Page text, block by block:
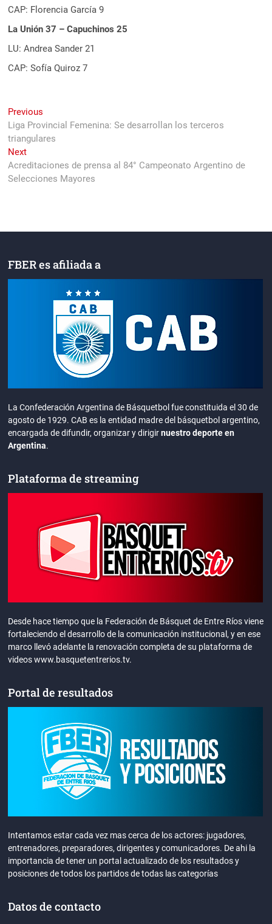
CAP: Florencia García 9
La Unión 37 – Capuchinos 25
LU: Andrea Sander 21
CAP: Sofía Quiroz 7
Navegación
de
entradas
Previous
post:
Liga Provincial Femenina: Se desarrollan los terceros
triangulares
NextNext
post:
Acreditaciones de prensa al 84° Campeonato Argentino de
Selecciones Mayores
FBER es afiliada a
La Confederación Argentina de Básquetbol fue constituida el 30 de
agosto de 1929. CAB es la entidad madre del básquetbol argentino,
encargada de difundir, organizar y dirigirnuestro deporte en
Argentina.
Plataforma de streaming
Desde hace tiempo que la Federación de Básquet de Entre Ríos viene
fortaleciendo el desarrollo de la comunicación institucional, y en ese
marco llevó adelante la renovación completa de su plataforma de
videos www.basquetentrerios.tv.
Portal de resultados
Intentamos estar cada vez mas cerca de los actores: jugadores,
entrenadores, preparadores, dirigentes y comunicadores. De ahi la
importancia de tener un portal actualizado de los resultados y
posiciones de todos los partidos de todas las categorías
Datos de contacto